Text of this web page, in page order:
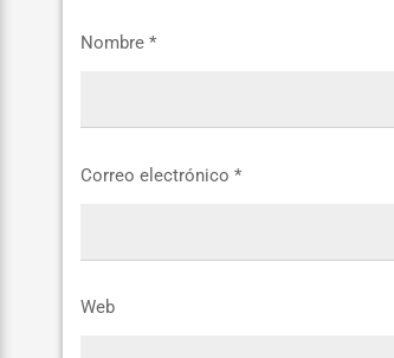
Nombre *
Correo electrónico *
Web